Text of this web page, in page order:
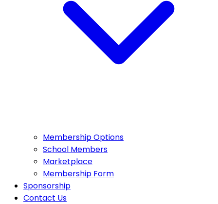
Membership Options
School Members
Marketplace
Membership Form
Sponsorship
Contact Us